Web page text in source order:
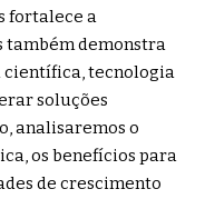
fortalece a
demonstra
científica, tecnologia
soluções
analisaremos o
os benefícios para
de crescimento